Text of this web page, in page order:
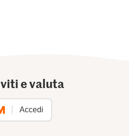
e valuta
Accedi